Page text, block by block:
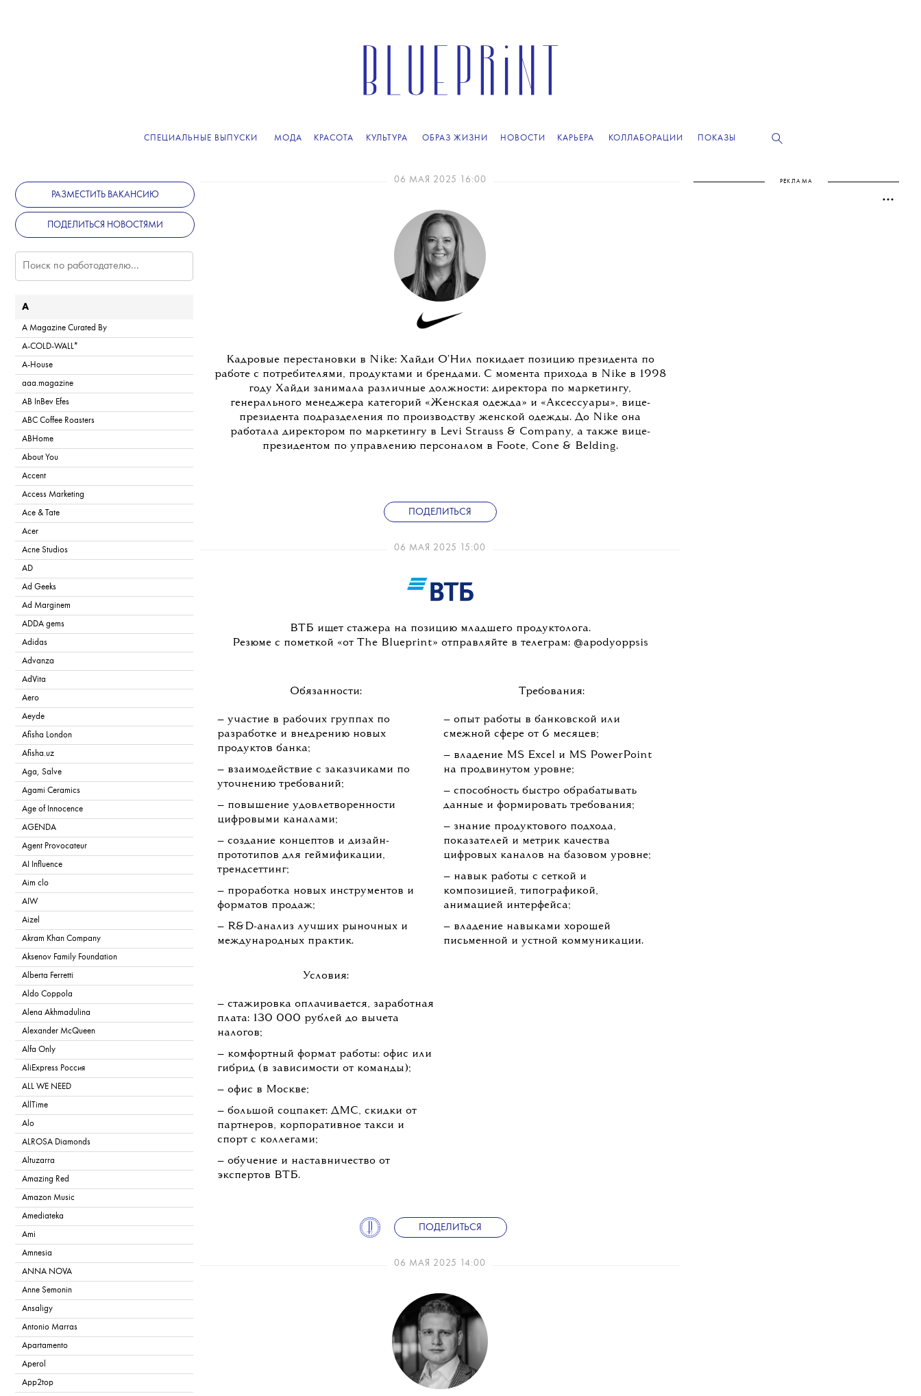
СПЕЦИАЛЬНЫЕ ВЫПУСКИ МОДА КРАСОТА КУЛЬТУРА ОБРАЗ ЖИЗНИ НОВОСТИ КАРЬЕРА КОЛЛАБОРАЦИИ ПОКАЗЫ
РАЗМЕСТИТЬ ВАКАНСИЮ
ПОДЕЛИТЬСЯ НОВОСТЯМИ
A
A Magazine Curated By
A-COLD-WALL*
A-House
aaa.magazine
AB InBev Efes
ABC Coffee Roasters
ABHome
About You
Accent
Access Marketing
Ace & Tate
Acer
Acne Studios
AD
Ad Geeks
Ad Marginem
ADDA gems
Adidas
Advanza
AdVita
Aero
Aeyde
Afisha London
Afisha.uz
Aga, Salve
Agami Ceramics
Age of Innocence
AGENDA
Agent Provocateur
AI Influence
Aim clo
AIW
Aizel
Akram Khan Company
Aksenov Family Foundation
Alberta Ferretti
Aldo Coppola
Alena Akhmadulina
Alexander McQueen
Alfa Only
AliExpress Россия
ALL WE NEED
AllTime
Alo
ALROSA Diamonds
Altuzarra
Amazing Red
Amazon Music
Amediateka
Ami
Amnesia
ANNA NOVA
Anne Semonin
Ansaligy
Antonio Marras
Apartamento
Aperol
App2top
РЕКЛАМА
06 МАЯ 2025 16:00
Кадровые перестановки в Nike: Хайди О'Нил покидает позицию президента по
работе с потребителями, продуктами и брендами. С момента прихода в Nike в 1998
году Хайди занимала различные должности: директора по маркетингу,
генерального менеджера категорий «Женская одежда» и «Аксессуары», вице-
президента подразделения по производству женской одежды. До Nike она
работала директором по маркетингу в Levi Strauss & Company, а также вице-
президентом по управлению персоналом в Foote, Cone & Belding.
ПОДЕЛИТЬСЯ
06 МАЯ 2025 15:00
ВТБ ищет стажера на позицию младшего продуктолога.
Резюме с пометкой «от The Blueprint» отправляйте в телеграм: @apodyoppsis
Обязанности:
— участие в рабочих группах по
разработке и внедрению новых
продуктов банка;
— взаимодействие с заказчиками по
уточнению требований;
— повышение удовлетворенности
цифровыми каналами;
— создание концептов и дизайн-
прототипов для геймификации,
трендсеттинг;
— проработка новых инструментов и
форматов продаж;
— R&D-анализ лучших рыночных и
международных практик.
Условия:
— стажировка оплачивается, заработная
плата: 130 000 рублей до вычета
налогов;
— комфортный формат работы: офис или
гибрид (в зависимости от команды);
— офис в Москве;
— большой соцпакет: ДМС, скидки от
партнеров, корпоративное такси и
спорт с коллегами;
— обучение и наставничество от
экспертов ВТБ.
Требования:
— опыт работы в банковской или
смежной сфере от 6 месяцев;
— владение MS Excel и MS PowerPoint
на продвинутом уровне;
— способность быстро обрабатывать
данные и формировать требования;
— знание продуктового подхода,
показателей и метрик качества
цифровых каналов на базовом уровне;
— навык работы с сеткой и
композицией, типографикой,
анимацией интерфейса;
— владение навыками хорошей
письменной и устной коммуникации.
ПОДЕЛИТЬСЯ
06 МАЯ 2025 14:00